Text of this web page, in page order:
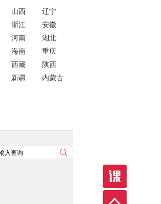
山西
辽宁
浙江
安徽
河南
湖北
海南
重庆
西藏
陕西
新疆
内蒙古